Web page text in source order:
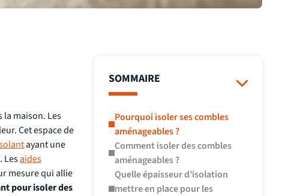
maison. Les
Cet espace de
ayant une
Lesaides
mesure qui allie
pour isoler des
SOMMAIRE
Pourquoi isoler ses combles
aménageables ?
Comment isoler des combles
aménageables ?
Quelle épaisseur d’isolation
mettre en place pour les